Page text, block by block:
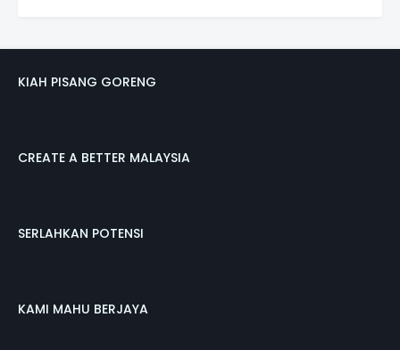
KIAH PISANG GORENG
CREATE A BETTER MALAYSIA
SERLAHKAN POTENSI
KAMI MAHU BERJAYA